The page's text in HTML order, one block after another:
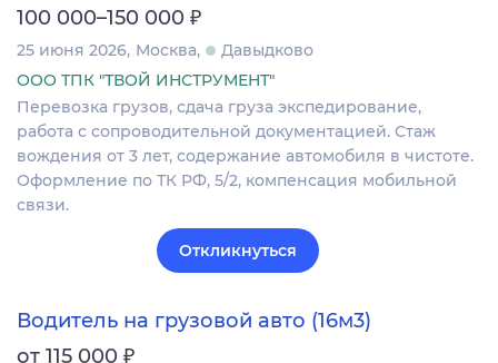
100 000–150 000 ₽
25 июня 2026 Москва
Давыдково
ООО ТПК "ТВОЙ ИНСТРУМЕНТ"
Перевозка грузов, сдача груза экспедирование,
работа с сопроводительной документацией. Стаж
вождения от 3 лет, содержание автомобиля в чистоте.
Оформление по ТК РФ, 5/2, компенсация мобильной
связи.
Откликнуться
Водитель на грузовой авто (16м3)
от 115 000 ₽